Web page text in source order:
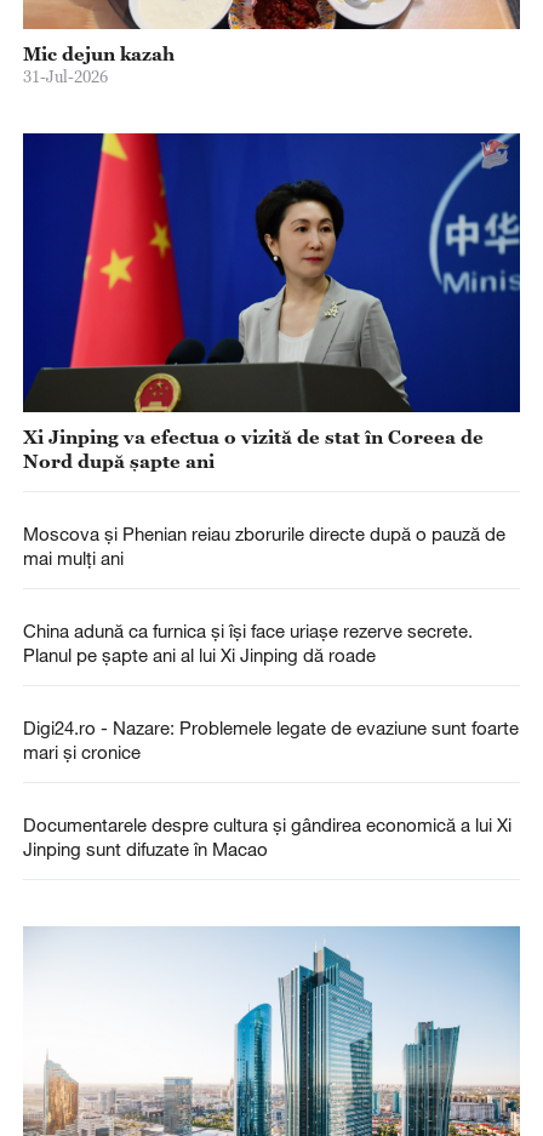
Mic dejun kazah
31-Jul-2026
Xi Jinping va efectua o vizită de stat în Coreea de
Nord după șapte ani
Moscova și Phenian reiau zborurile directe după o pauză de
mai mulți ani
China adună ca furnica și își face uriașe rezerve secrete.
Planul pe șapte ani al lui Xi Jinping dă roade
Digi24.ro - Nazare: Problemele legate de evaziune sunt foarte
mari și cronice
Documentarele despre cultura și gândirea economică a lui Xi
Jinping sunt difuzate în Macao